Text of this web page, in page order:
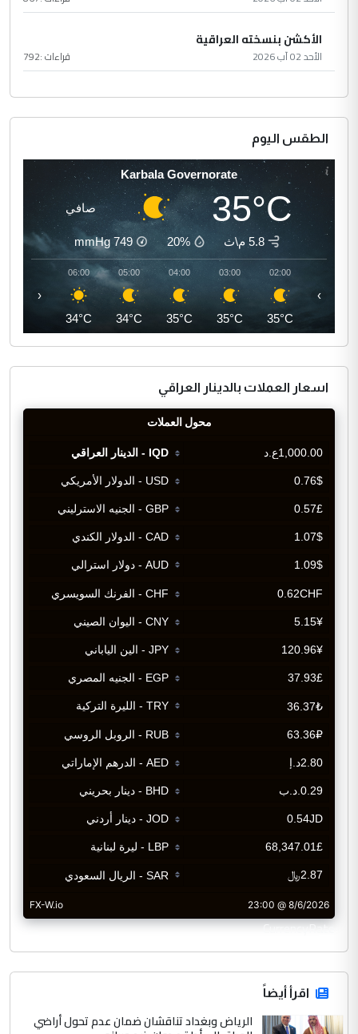
الأكشن بنسخته العراقية
الأحد 02 آب 2026 قراءات :792
الطقس اليوم
Karbala Governorate
35°C صافي
5.8 م\ث 20%
749
mmHg
02:00
35°C
03:00
35°C
04:00
35°C
05:00
34°C
06:00
34°C
‹ ›
اسعار العملات بالدينار العراقي
CurrencyRate
اقرأ أيضاً
الرياض وبغداد تناقشان ضمان عدم تحول أراضي